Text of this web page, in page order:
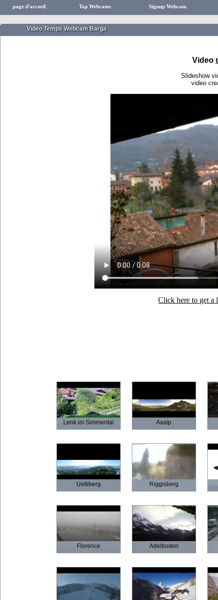
page d'accueil Top Webcams Signup Webcam
Video Temps Webcam Barga
Video
Slideshow
video
Click here to get a
Lenk im Simmental Axalp
Uetliberg Riggisberg
Florence Adelboden